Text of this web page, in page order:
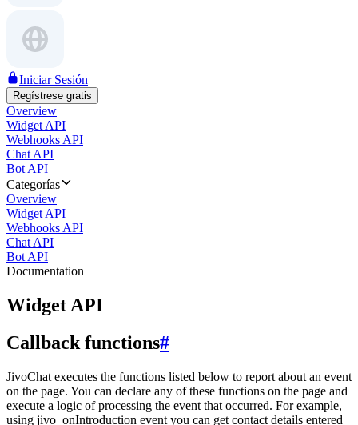
Iniciar Sesión
Regístrese gratis
Overview
Widget API
Webhooks API
Chat API
Bot API
Categorías
Overview
Widget API
Webhooks API
Chat API
Bot API
Documentation
Widget API
Callback functions#
JivoChat executes the functions listed below to report about an event
on the page. You can declare any of these functions on the page and
execute a logic of processing the event that occurred. For example,
using jivo_onIntroduction event you can get contact details entered